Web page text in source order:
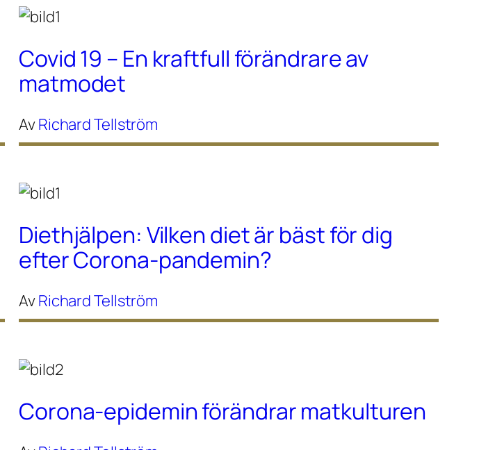
Covid 19 – En kraftfull förändrare av
matmodet
AvRichard Tellström
Diethjälpen: Vilken diet är bäst för dig
efter Corona-pandemin?
AvRichard Tellström
Corona-epidemin förändrar matkulturen